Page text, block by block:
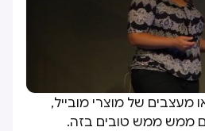
מעצבים של מוצרי מובייל,
ממש ממש טובים בזה.